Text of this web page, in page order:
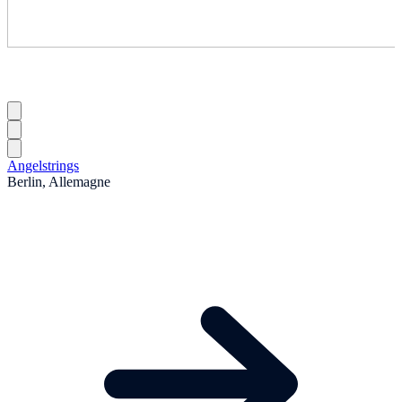
Angelstrings
Berlin, Allemagne